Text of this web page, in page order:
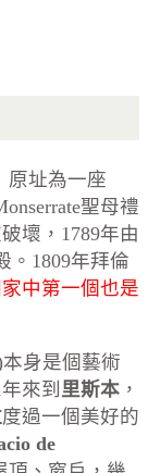
原址為一座
聖母禮
壞，1789年由
。1809年拜倫
中第一個也是
身是個藝術
來到 里斯本 ，
度過一個美好的
de